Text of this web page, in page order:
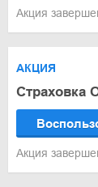
Акция
АКЦИЯ
Страховка
Акция